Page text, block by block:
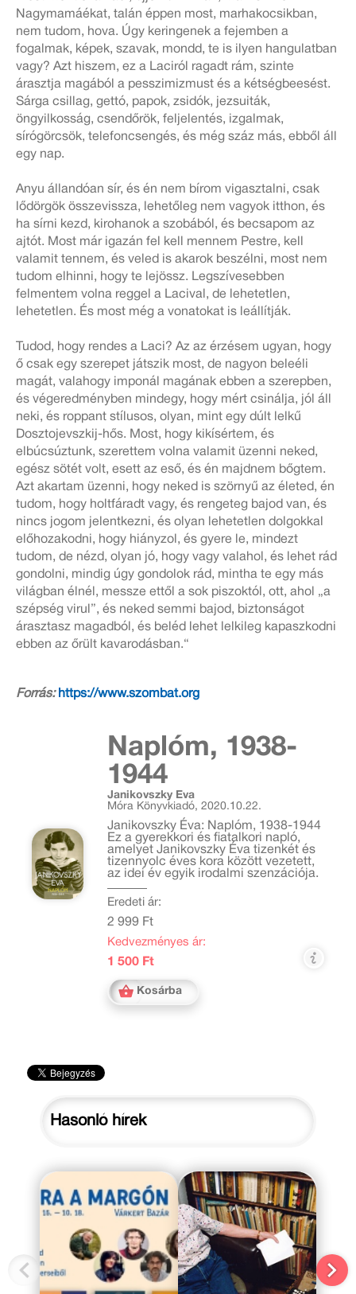
Nagymamáékat, talán éppen most, marhakocsikban,
nem tudom, hova. Úgy keringenek a fejemben a
fogalmak, képek, szavak, mondd, te is ilyen hangulatban
vagy? Azt hiszem, ez a Laciról ragadt rám, szinte
árasztja magából a pesszimizmust és a kétségbeesést.
Sárga csillag, gettó, papok, zsidók, jezsuiták,
öngyilkosság, csendőrök, feljelentés, izgalmak,
sírógörcsök, telefoncsengés, és még száz más, ebből áll
egy nap.
Anyu állandóan sír, és én nem bírom vigasztalni, csak
lődörgök összevissza, lehetőleg nem vagyok itthon, és
ha sírni kezd, kirohanok a szobából, és becsapom az
ajtót. Most már igazán fel kell mennem Pestre, kell
valamit tennem, és veled is akarok beszélni, most nem
tudom elhinni, hogy te lejössz. Legszívesebben
felmentem volna reggel a Lacival, de lehetetlen,
lehetetlen. És most még a vonatokat is leállítják.
Tudod, hogy rendes a Laci? Az az érzésem ugyan, hogy
ő csak egy szerepet játszik most, de nagyon beleéli
magát, valahogy imponál magának ebben a szerepben,
és végeredményben mindegy, hogy mért csinálja, jól áll
neki, és roppant stílusos, olyan, mint egy dúlt lelkű
Dosztojevszkij-hős. Most, hogy kikísértem, és
elbúcsúztunk, szerettem volna valamit üzenni neked,
egész sötét volt, esett az eső, és én majdnem bőgtem.
Azt akartam üzenni, hogy neked is szörnyű az életed, én
tudom, hogy holtfáradt vagy, és rengeteg bajod van, és
nincs jogom jelentkezni, és olyan lehetetlen dolgokkal
előhozakodni, hogy hiányzol, és gyere le, mindezt
tudom, de nézd, olyan jó, hogy vagy valahol, és lehet rád
gondolni, mindig úgy gondolok rád, mintha te egy más
világban élnél, messze ettől a sok piszoktól, ott, ahol „a
szépség virul”, és neked semmi bajod, biztonságot
árasztasz magadból, és beléd lehet lelkileg kapaszkodni
ebben az őrült kavarodásban.“
Forrás: https://www.szombat.org
Naplóm, 1938-
1944
Janikovszky Éva
Móra Könyvkiadó, 2020.10.22.
Janikovszky Éva: Naplóm, 1938-1944
Ez a gyerekkori és fiatalkori napló,
amelyet Janikovszky Éva tizenkét és
tizennyolc éves kora között vezetett,
az idei év egyik irodalmi szenzációja.
Eredeti ár:
2 999 Ft
Kedvezményes ár:
1 500 Ft
Kosárba
Hasonló hírek